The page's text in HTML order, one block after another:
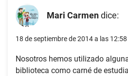
Mari Carmendice:
18 de septiembre de 2014 a las 12:58
Nosotros hemos utilizado
biblioteca como carné de